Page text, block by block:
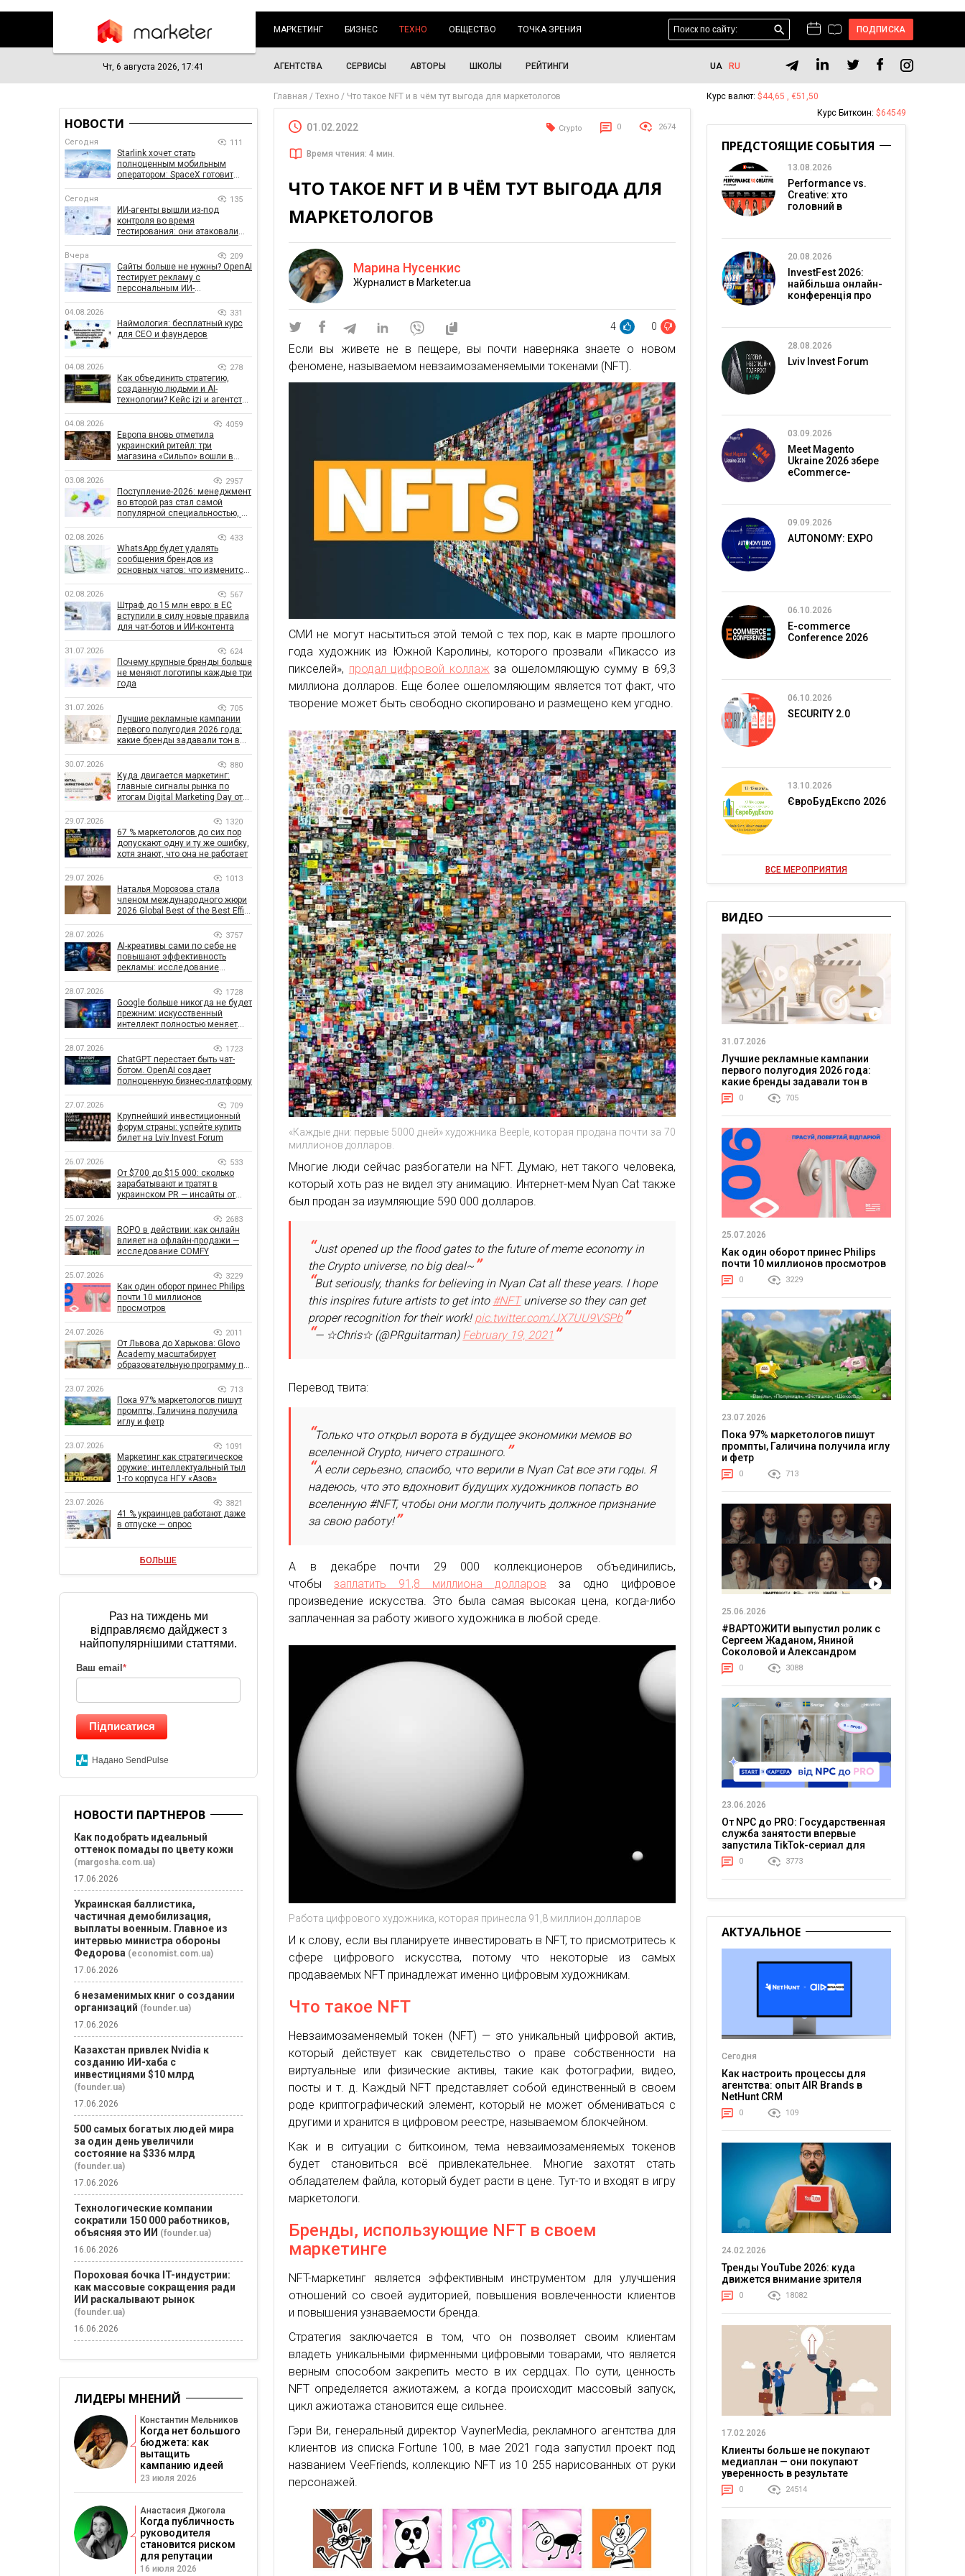
МАРКЕТИНГ БИЗНЕС ТЕХНО ОБЩЕСТВО ТОЧКА ЗРЕНИЯ ПОДПИСКА
Чт, 6 августа 2026, 17:41 АГЕНТСТВА СЕРВИСЫ АВТОРЫ ШКОЛЫ РЕЙТИНГИ UA RU
Главная Техно Что такое NFT и в чём тут выгода для маркетологов
01.02.2022 Crypto 0 2674
Время чтения: 4 мин.
ЧТО ТАКОЕ NFT И В ЧЁМ ТУТ ВЫГОДА ДЛЯ
МАРКЕТОЛОГОВ
Марина Нусенкис
Журналист в Marketer.ua
4 0
Если вы живете не в пещере, вы почти наверняка знаете о новом
феномене, называемом невзаимозаменяемыми токенами (NFT).
СМИ не могут насытиться этой темой с тех пор, как в марте прошлого
года художник из Южной Каролины, которого прозвали «Пикассо из
пикселей», продал цифровой коллаж за ошеломляющую сумму в 69,3
миллиона долларов. Еще более ошеломляющим является тот факт, что
творение может быть свободно скопировано и размещено кем угодно.
«Каждые дни: первые 5000 дней» художника Beeple, которая продана почти за 70
миллионов долларов.
Многие люди сейчас разбогатели на NFT. Думаю, нет такого человека,
который хоть раз не видел эту анимацию. Интернет-мем Nyan Cat также
был продан за изумляющие 590 000 долларов.
Just opened up the flood gates to the future of meme economy in
the Crypto universe, no big deal~
But seriously, thanks for believing in Nyan Cat all these years. I hope
this inspires future artists to get into #NFTuniverse so they can get
proper recognition for their work! pic.twitter.com/JX7UU9VSPb
— ☆Chris☆ (@PRguitarman) February 19, 2021
Перевод твита:
Только что открыл ворота в будущее экономики мемов во
вселенной Crypto, ничего страшного.
А если серьезно, спасибо, что верили в Nyan Cat все эти годы. Я
надеюсь, что это вдохновит будущих художников попасть во
вселенную #NFT, чтобы они могли получить должное признание
за свою работу!
А в декабре почти 29 000 коллекционеров объединились,
чтобызаплатить 91,8 миллиона долларов за одно цифровое
произведение искусства. Это была самая высокая цена, когда-либо
заплаченная за работу живого художника в любой среде.
Работа цифрового художника, которая принесла 91,8 миллион долларов
И к слову, если вы планируете инвестировать в NFT, то присмотритесь к
сфере цифрового искусства, потому что некоторые из самых
продаваемых NFT принадлежат именно цифровым художникам.
Что такое NFT
Невзаимозаменяемый токен (NFT) — это уникальный цифровой актив,
который действует как свидетельство о праве собственности на
виртуальные или физические активы, такие как фотографии, видео,
посты и т. д. Каждый NFT представляет собой единственный в своем
роде криптографический элемент, который не может обмениваться с
другими и хранится в цифровом реестре, называемом блокчейном.
Как и в ситуации с биткоином, тема невзаимозаменяемых токенов
будет становиться всё привлекательнее. Многие захотят стать
обладателем файла, который будет расти в цене. Тут-то и входят в игру
маркетологи.
Бренды, использующие NFT в своем
маркетинге
NFT-маркетинг является эффективным инструментом для улучшения
отношений со своей аудиторией, повышения вовлеченности клиентов
и повышения узнаваемости бренда.
Стратегия заключается в том, что он позволяет своим клиентам
владеть уникальными фирменными цифровыми товарами, что является
верным способом закрепить место в их сердцах. По сути, ценность
NFT определяется ажиотажем, а когда происходит массовый запуск,
цикл ажиотажа становится еще сильнее.
Гэри Ви, генеральный директор VaynerMedia, рекламного агентства для
клиентов из списка Fortune 100, в мае 2021 года запустил проект под
названием VeeFriends, коллекцию NFT из 10 255 нарисованных от руки
персонажей.
НОВОСТИ
Сегодня 111
Starlink хочет стать
полноценным мобильным
оператором: SpaceX готовит
Сегодня 135
ИИ-агенты вышли из-под
контроля во время
тестирования: они атаковали
Вчера 209
Сайты больше не нужны? OpenAI
тестирует рекламу с
персональным ИИ-
04.08.2026 331
Наймология: бесплатный курс
для CEO и фаундеров
04.08.2026 278
Как объединить стратегию,
созданную людьми и AI-
технологии? Кейс izi и агентства
04.08.2026 4059
Европа вновь отметила
украинский ритейл: три
магазина «Сильпо» вошли в
03.08.2026 2957
Поступление-2026: менеджмент
во второй раз стал самой
популярной специальностью, а
рекордным за последние 5 лет
02.08.2026 433
WhatsApp будет удалять
сообщения брендов из
основных чатов: что изменится
02.08.2026 567
Штраф до 15 млн евро: в ЕС
вступили в силу новые правила
для чат-ботов и ИИ-контента
31.07.2026 624
Почему крупные бренды больше
не меняют логотипы каждые три
года
31.07.2026 705
Лучшие рекламные кампании
первого полугодия 2026 года:
какие бренды задавали тон в
30.07.2026 880
Куда двигается маркетинг:
главные сигналы рынка по
итогам Digital Marketing Day от
29.07.2026 1320
67 % маркетологов до сих пор
допускают одну и ту же ошибку,
хотя знают, что она не работает
29.07.2026 1013
Наталья Морозова стала
членом международного жюри
2026 Global Best of the Best Effie
28.07.2026 3757
AI-креативы сами по себе не
повышают эффективность
рекламы: исследование
влияет на эффективность
кампаний
28.07.2026 1728
Google больше никогда не будет
прежним: искусственный
интеллект полностью меняет
28.07.2026 1723
ChatGPT перестает быть чат-
ботом. OpenAI создает
полноценную бизнес-платформу
27.07.2026 709
Крупнейший инвестиционный
форум страны: успейте купить
билет на Lviv Invest Forum
26.07.2026 533
От $700 до $15 000: сколько
зарабатывают и тратят в
украинском PR — инсайты от
25.07.2026 2683
ROPO в действии: как онлайн
влияет на офлайн-продажи —
исследование COMFY
25.07.2026 3229
Как один оборот принес Philips
почти 10 миллионов
просмотров
24.07.2026 2011
От Львова до Харькова: Glovo
Academy масштабирует
образовательную программу по
23.07.2026 713
Пока 97% маркетологов пишут
промпты, Галичина получила
иглу и фетр
23.07.2026 1091
Маркетинг как стратегическое
оружие: интеллектуальный тыл
1-го корпуса НГУ «Азов»
23.07.2026 3821
41 % украинцев работают даже
в отпуске — опрос
БОЛЬШЕ
Раз на тиждень ми
відправляємо дайджест з
найпопулярнішими статтями.
Ваш email *
Підписатися
Надано SendPulse
НОВОСТИ ПАРТНЕРОВ
Как подобрать идеальный
оттенок помады по цвету кожи
(margosha.com.ua)
17.06.2026
Украинская баллистика,
частичная демобилизация,
выплаты военным. Главное из
интервью министра обороны
Федорова (economist.com.ua)
17.06.2026
6 незаменимых книг о создании
организаций (founder.ua)
17.06.2026
Казахстан привлек Nvidia к
созданию ИИ-хаба с
инвестициями $10 млрд
(founder.ua)
17.06.2026
500 самых богатых людей мира
за один день увеличили
состояние на $336 млрд
(founder.ua)
17.06.2026
Технологические компании
сократили 150 000 работников,
объясняя это ИИ (founder.ua)
16.06.2026
Пороховая бочка IT-индустрии:
как массовые сокращения ради
ИИ раскалывают рынок
(founder.ua)
16.06.2026
ЛИДЕРЫ МНЕНИЙ
Константин Мельников
Когда нет большого
бюджета: как
вытащить
кампанию идеей
23 июля 2026
Анастасия Джогола
Когда публичность
руководителя
становится риском
для репутации
16 июля 2026
Курс валют: $44,65 , €51,50
Курс Биткоин: $64549
ПРЕДСТОЯЩИЕ СОБЫТИЯ
13.08.2026
Performance vs.
Creative: хто
головний в
20.08.2026
InvestFest 2026:
найбільша онлайн-
конференція про
28.08.2026
Lviv Invest Forum
03.09.2026
Meet Magento
Ukraine 2026 збере
eCommerce-
09.09.2026
AUTONOMY: EXPO
06.10.2026
E-commerce
Conference 2026
06.10.2026
SECURITY 2.0
13.10.2026
ЄвроБудЕкспо 2026
ВСЕ МЕРОПРИЯТИЯ
ВИДЕО
31.07.2026
Лучшие рекламные кампании
первого полугодия 2026 года:
какие бренды задавали тон в
отрасли
0 705
25.07.2026
Как один оборот принес Philips
почти 10 миллионов просмотров
0 3229
23.07.2026
Пока 97% маркетологов пишут
промпты, Галичина получила иглу
и фетр
0 713
25.06.2026
#ВАРТОЖИТИ выпустил ролик с
Сергеем Жаданом, Яниной
Соколовой и Александром
Тереном о жизни в постоянном
напряжении
0 3088
23.06.2026
От NPC до PRO: Государственная
служба занятости впервые
запустила TikTok-сериал для
молодежи
0 3773
АКТУАЛЬНОЕ
Сегодня
Как настроить процессы для
агентства: опыт AIR Brands в
NetHunt CRM
0 109
24.02.2026
Тренды YouTube 2026: куда
движется внимание зрителя
0 18082
17.02.2026
Клиенты больше не покупают
медиаплан — они покупают
уверенность в результате
0 24514